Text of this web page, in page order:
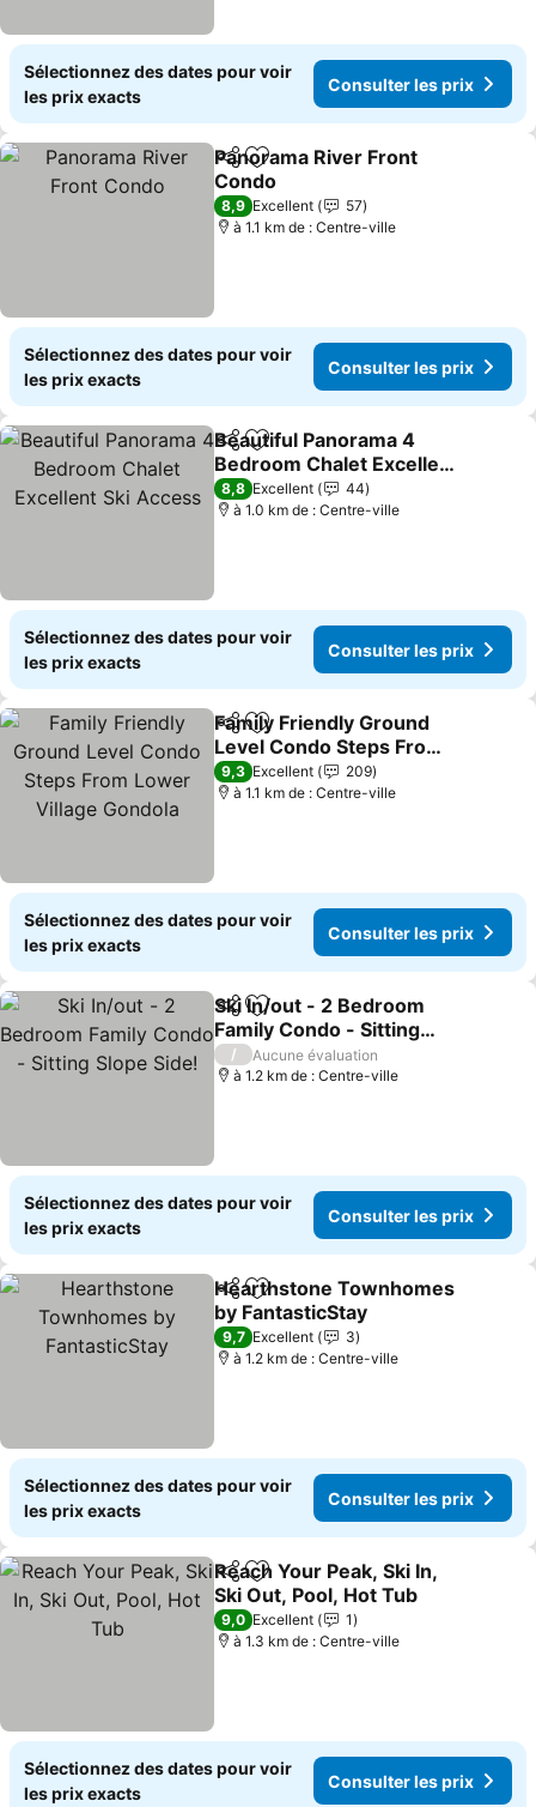
Sélectionnez des dates pour voir
les prix exacts
Consulter les prix
PartagerAjouter à mes favoris
Panorama River Front
Condo
8,9 Excellent
57
à 1.1 km de : Centre-ville
Sélectionnez des dates pour voir
les prix exacts
Consulter les prix
PartagerAjouter à mes favoris
Beautiful Panorama 4
Bedroom Chalet Excellent
Ski Access
8,8 Excellent
44
à 1.0 km de : Centre-ville
Sélectionnez des dates pour voir
les prix exacts
Consulter les prix
PartagerAjouter à mes favoris
Family Friendly Ground
Level Condo Steps From
Lower Village Gondola
9,3 Excellent
209
à 1.1 km de : Centre-ville
Sélectionnez des dates pour voir
les prix exacts
Consulter les prix
PartagerAjouter à mes favoris
Ski In/out - 2 Bedroom
Family Condo - Sitting
Slope Side!
/
Aucune évaluation
à 1.2 km de : Centre-ville
Sélectionnez des dates pour voir
les prix exacts
Consulter les prix
PartagerAjouter à mes favoris
Hearthstone Townhomes
by FantasticStay
9,7 Excellent
3
à 1.2 km de : Centre-ville
Sélectionnez des dates pour voir
les prix exacts
Consulter les prix
PartagerAjouter à mes favoris
Reach Your Peak, Ski In,
Ski Out, Pool, Hot Tub
9,0 Excellent
1
à 1.3 km de : Centre-ville
Sélectionnez des dates pour voir
les prix exacts
Consulter les prix